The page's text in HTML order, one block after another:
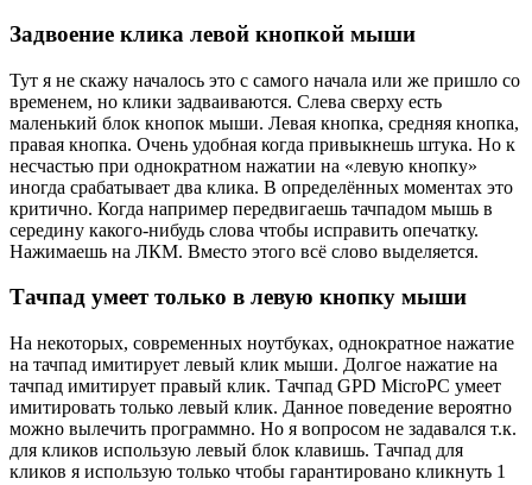
Задвоение клика левой кнопкой мыши
Тут я не скажу началось это с самого начала или же пришло со
временем, но клики задваиваются. Слева сверху есть
маленький блок кнопок мыши. Левая кнопка, средняя кнопка,
правая кнопка. Очень удобная когда привыкнешь штука. Но к
несчастью при однократном нажатии на «левую кнопку»
иногда срабатывает два клика. В определённых моментах это
критично. Когда например передвигаешь тачпадом мышь в
середину какого-нибудь слова чтобы исправить опечатку.
Нажимаешь на ЛКМ. Вместо этого всё слово выделяется.
Тачпад умеет только в левую кнопку мыши
На некоторых, современных ноутбуках, однократное нажатие
на тачпад имитирует левый клик мыши. Долгое нажатие на
тачпад имитирует правый клик. Тачпад GPD MicroPC умеет
имитировать только левый клик. Данное поведение вероятно
можно вылечить программно. Но я вопросом не задавался т.к.
для кликов использую левый блок клавишь. Тачпад для
кликов я использую только чтобы гарантировано кликнуть 1